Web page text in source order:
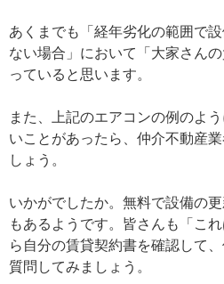
あくまでも「経年劣化の範囲で
ない場合」において「大家さん
っていると思います。
また、上記のエアコンの例のよ
いことがあったら、仲介不動産
しょう。
いかがでしたか。無料で設備の
もあるようです。皆さんも「こ
ら自分の賃貸契約書を確認して
質問してみましょう。